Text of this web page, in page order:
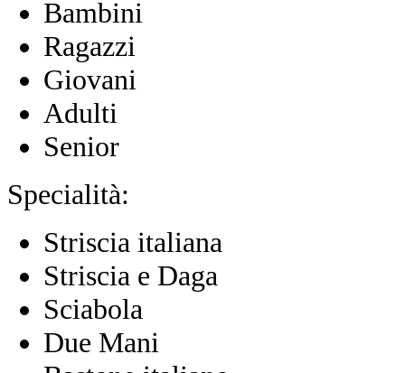
Bambini
Ragazzi
Giovani
Adulti
Senior
Specialità:
Striscia italiana
Striscia e Daga
Sciabola
Due Mani